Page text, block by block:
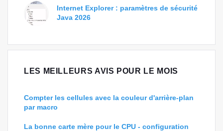
Internet Explorer : paramètres de sécurité
Java 2026
LES MEILLEURS AVIS POUR LE MOIS
Compter les cellules avec la couleur d'arrière-plan
par macro
La bonne carte mère pour le CPU - configuration